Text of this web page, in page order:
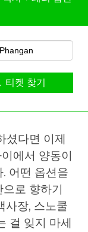
티켓 찾기
셨다면 이제
에서 양동이
어떤 옵션을
로 향하기
사장, 스노쿨
걸 잊지 마세